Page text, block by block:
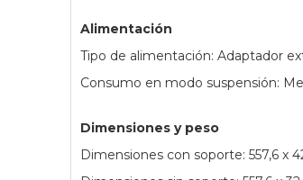
Alimentación
Tipo de alimentación: Adaptador
Consumo en modo suspensión:
Dimensiones y peso
Dimensiones con soporte: 557,6 x